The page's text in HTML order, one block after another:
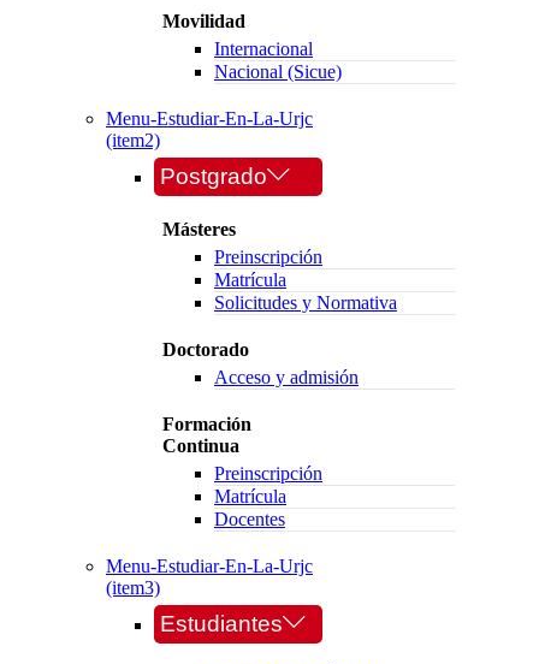
Movilidad
Internacional
Nacional (Sicue)
Menu-Estudiar-En-La-Urjc
(item2)
Postgrado
Másteres
Preinscripción
Matrícula
Solicitudes y Normativa
Doctorado
Acceso y admisión
Formación
Continua
Preinscripción
Matrícula
Docentes
Menu-Estudiar-En-La-Urjc
(item3)
Estudiantes